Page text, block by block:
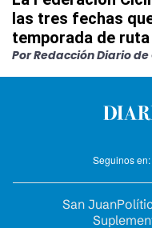
las tres fechas
temporada de ruta
Por Redacción Diario de
Seguinos en:
San Juan